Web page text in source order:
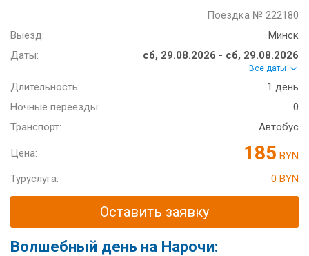
Поездка № 222180
Выезд:
Минск
Даты:
сб, 29.08.2026 - сб, 29.08.2026
Все даты
Длительность:
1 день
Ночные переезды:
0
Транспорт:
Автобус
Цена: 185 BYN
Туруслуга:
0 BYN
Оставить заявку
Волшебный день на Нарочи: